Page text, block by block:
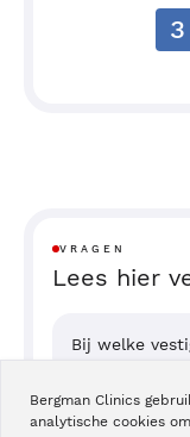
Bergman Clinics
analytische cookies
3
VRAGEN
Lees hier
Bij welke
Wat zijn de